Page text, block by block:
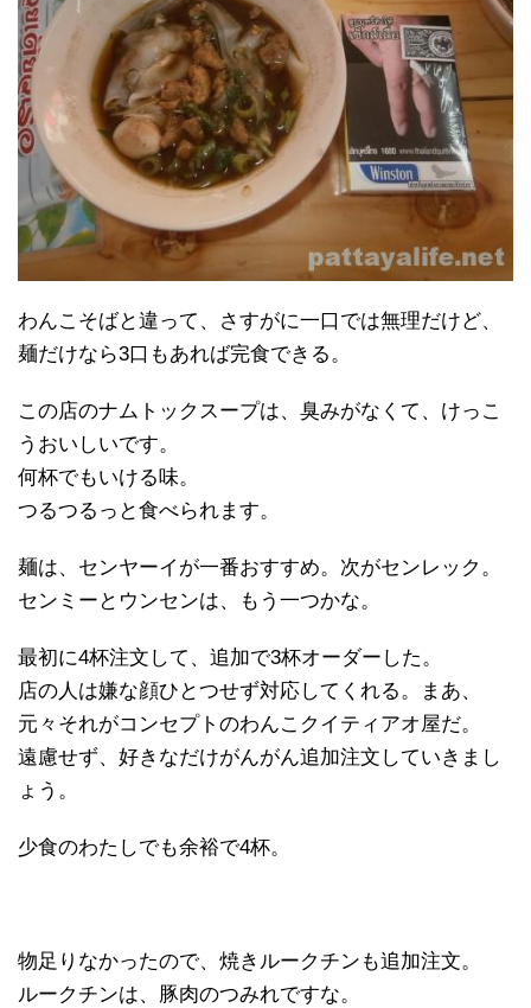
わんこそばと違って、さすがに一口では無理だけど、
麺だけなら3口もあれば完食できる。
この店のナムトックスープは、臭みがなくて、けっこ
うおいしいです。
何杯でもいける味。
つるつるっと食べられます。
麺は、センヤーイが一番おすすめ。次がセンレック。
センミーとウンセンは、もう一つかな。
最初に4杯注文して、追加で3杯オーダーした。
店の人は嫌な顔ひとつせず対応してくれる。まあ、
元々それがコンセプトのわんこクイティアオ屋だ。
遠慮せず、好きなだけがんがん追加注文していきまし
ょう。
少食のわたしでも余裕で4杯。
物足りなかったので、焼きルークチンも追加注文。
ルークチンは、豚肉のつみれですな。